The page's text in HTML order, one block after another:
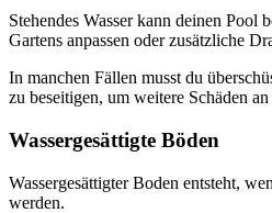
Stehendes Wasser kann deinen
Gartens anpassen oder zusätzliche
In manchen Fällen musst du
zu beseitigen, um weitere Schäden
Wassergesättigte Böden
Wassergesättigter Boden entsteht,
werden.